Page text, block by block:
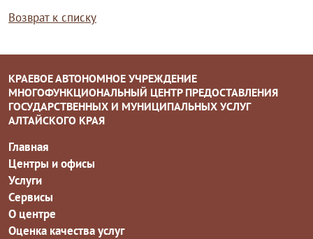
Возврат к списку
КРАЕВОЕ АВТОНОМНОЕ УЧРЕЖДЕНИЕ
МНОГОФУНКЦИОНАЛЬНЫЙ ЦЕНТР ПРЕДОСТАВЛЕНИЯ
ГОСУДАРСТВЕННЫХ И МУНИЦИПАЛЬНЫХ УСЛУГ
АЛТАЙСКОГО КРАЯ
Главная
Центры и офисы
Услуги
Сервисы
О центре
Оценка качества услуг